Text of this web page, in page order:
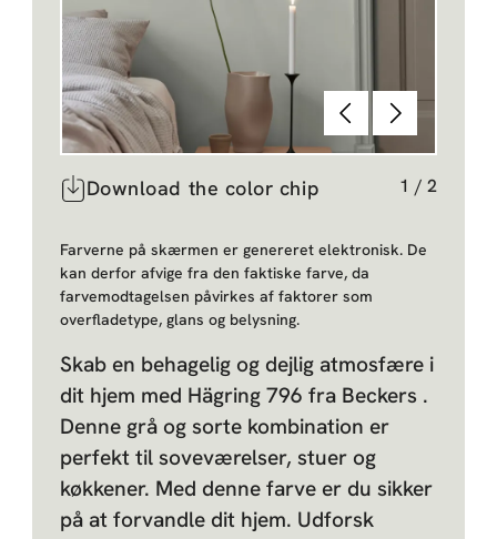
ForrigeNæste
Download the color chip 1 / 2
Farverne på skærmen er genereret elektronisk. De
kan derfor afvige fra den faktiske farve, da
farvemodtagelsen påvirkes af faktorer som
overfladetype, glans og belysning.
Skab en behagelig og dejlig atmosfære i
dit hjem med Hägring 796 fra Beckers .
Denne grå og sorte kombination er
perfekt til soveværelser, stuer og
køkkener. Med denne farve er du sikker
på at forvandle dit hjem. Udforsk